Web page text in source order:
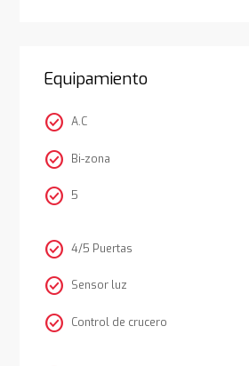
Equipamiento
check_circle A.C
check_circle Bi-zona
check_circle 5
check_circle 4/5 Puertas
check_circle Sensor luz
check_circle Control de crucero